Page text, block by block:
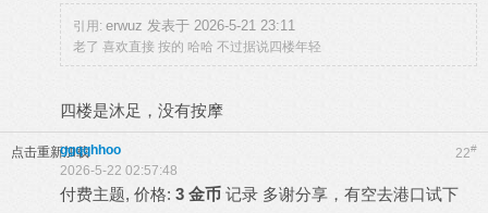
引用: erwuz 发表于 2026-5-21 23:11
老了 喜欢直接 按的 哈哈 不过据说四楼年轻
四楼是沐足，没有按摩
点击重新加载 22#
ggqqhhoo
2026-5-22 02:57:48
付费主题, 价格: 3 金币 记录 多谢分享，有空去港口试下